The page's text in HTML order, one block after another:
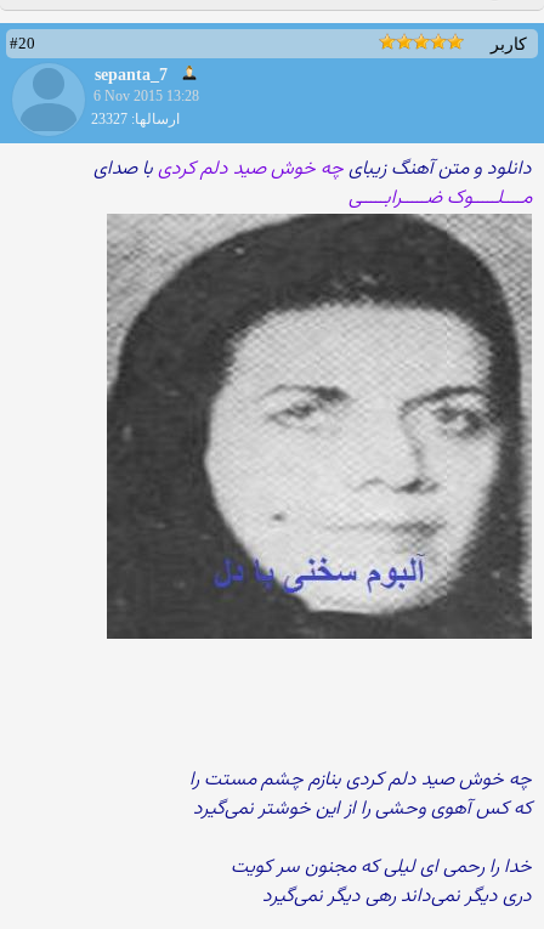
کاربر
#20
sepanta_7
6 Nov 2015 13:28
ارسالها: 23327
دانلود و متن آهنگ زیبایچه خوش صید دلم کردیبا صدای
مــــلـــــوک ضـــــرابـــــی
چه خوش صید دلم کردی بنازم چشم مستت را
که کس آهوی وحشی را از این خوشتر نمی‌گیرد
خدا را رحمی ای لیلی که مجنون سر کویت
دری دیگر نمی‌داند رهی دیگر نمی‌گیرد